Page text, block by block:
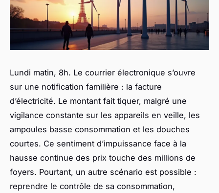
Lundi matin, 8h. Le courrier électronique s’ouvre
sur une notification familière : la facture
d’électricité. Le montant fait tiquer, malgré une
vigilance constante sur les appareils en veille, les
ampoules basse consommation et les douches
courtes. Ce sentiment d’impuissance face à la
hausse continue des prix touche des millions de
foyers. Pourtant, un autre scénario est possible :
reprendre le contrôle de sa consommation,